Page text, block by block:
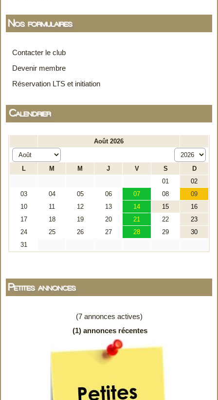
Nos formulaires
Contacter le club
Devenir membre
Réservation LTS et initiation
Calendrier
Petites annonces
(7 annonces actives)
(1) annonces récentes